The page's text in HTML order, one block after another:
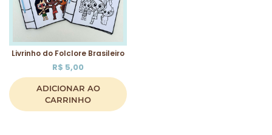
Livrinho do Folclore Brasileiro
R$ 5,00
ADICIONAR AO
CARRINHO